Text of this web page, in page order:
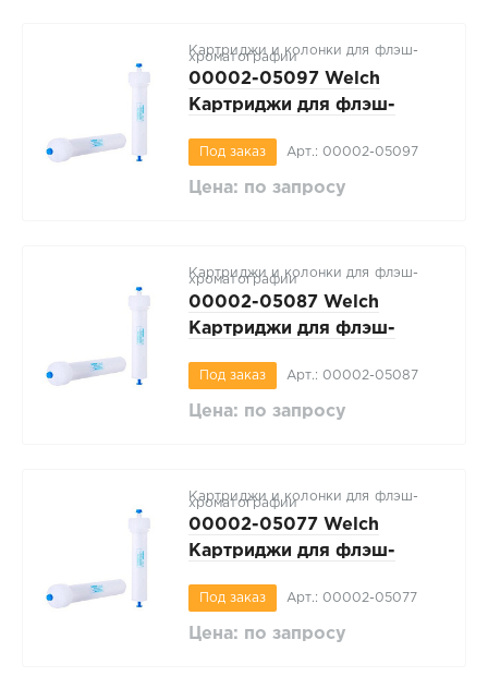
Картриджи и колонки для флэш-
хроматографии
00002-05097 Welch
Картриджи для флэш-
C18-II, неправильной
формы C18, размер частиц
Цена: по запросу
Под заказ Арт.: 00002-05097
Картриджи и колонки для флэш-
хроматографии
00002-05087 Welch
Картриджи для флэш-
C18-II, неправильной
формы C18, размер частиц
Цена: по запросу
Под заказ Арт.: 00002-05087
Картриджи и колонки для флэш-
хроматографии
00002-05077 Welch
Картриджи для флэш-
C18-II, неправильной
формы C18, размер частиц
Цена: по запросу
Под заказ Арт.: 00002-05077